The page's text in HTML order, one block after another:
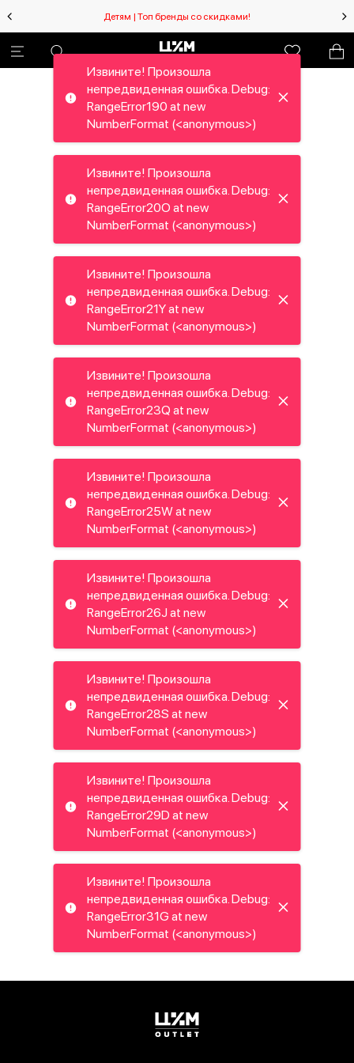
Детям | Топ бренды со скидками!
Извините! Произошла
непредвиденная ошибка. Debug:
RangeError190 at new
NumberFormat (<anonymous>)
Извините! Произошла
непредвиденная ошибка. Debug:
RangeError20O at new
NumberFormat (<anonymous>)
Извините! Произошла
непредвиденная ошибка. Debug:
RangeError21Y at new
NumberFormat (<anonymous>)
Извините! Произошла
непредвиденная ошибка. Debug:
RangeError23Q at new
NumberFormat (<anonymous>)
Извините! Произошла
непредвиденная ошибка. Debug:
RangeError25W at new
NumberFormat (<anonymous>)
Извините! Произошла
непредвиденная ошибка. Debug:
RangeError26J at new
NumberFormat (<anonymous>)
Извините! Произошла
непредвиденная ошибка. Debug:
RangeError28S at new
NumberFormat (<anonymous>)
Извините! Произошла
непредвиденная ошибка. Debug:
RangeError29D at new
NumberFormat (<anonymous>)
Извините! Произошла
непредвиденная ошибка. Debug:
RangeError31G at new
NumberFormat (<anonymous>)
Извините! Произошла
RangeError33I at new
NumberFormat (<anonymous>)